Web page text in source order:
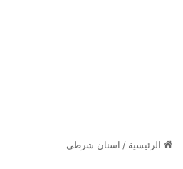
الرئيسية / اسنان شرطي